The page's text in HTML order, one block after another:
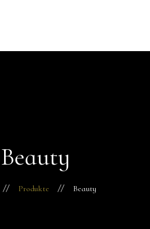
Beauty
Produkte Beauty